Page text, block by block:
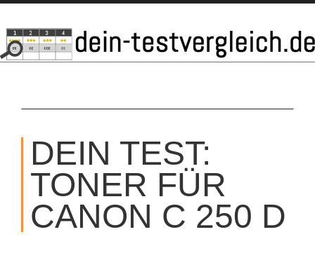
SKIP
CONTENT
DEIN TEST:
TONER FÜR
CANON C 250 D